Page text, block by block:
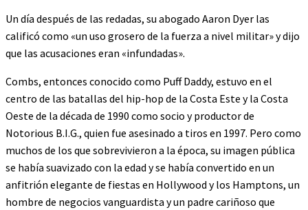
Un día después de las redadas, su abogado Aaron Dyer las
calificó como «un uso grosero de la fuerza a nivel militar» y dijo
que las acusaciones eran «infundadas».
Combs, entonces conocido como Puff Daddy, estuvo en el
centro de las batallas del hip-hop de la Costa Este y la Costa
Oeste de la década de 1990 como socio y productor de
Notorious B.I.G., quien fue asesinado a tiros en 1997. Pero como
muchos de los que sobrevivieron a la época, su imagen pública
se había suavizado con la edad y se había convertido en un
anfitrión elegante de fiestas en Hollywood y los Hamptons, un
hombre de negocios vanguardista y un padre cariñoso que